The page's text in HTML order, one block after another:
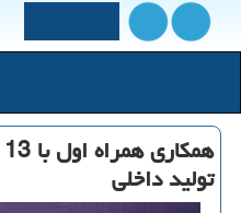
تولید داخلی